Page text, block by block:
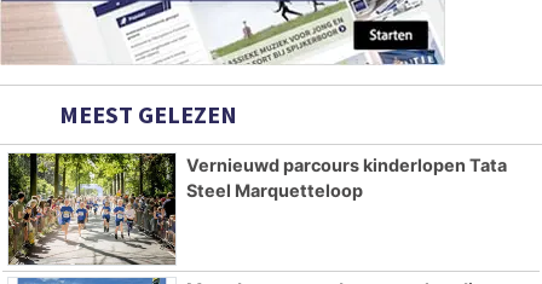
MEEST GELEZEN
Vernieuwd parcours kinderlopen Tata
Steel Marquetteloop